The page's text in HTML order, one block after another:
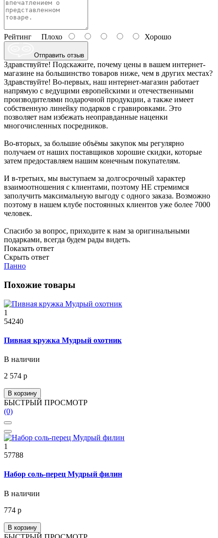
Рейтинг Плохо Хорошо
Отправить отзыв
Здравствуйте! Подскажите, почему цены в вашем интернет-
магазине на большинство товаров ниже, чем в других местах?
Здравствуйте! Во-первых, наш интернет-магазин работает
напрямую с ведущими европейскими и отечественными
производителями подарочной продукции, а также имеет
собственную линейку подарков с гравировками. Это
позволяет нам избежать неоправданные наценки
многочисленных посредников.
Во-вторых, за большие объёмы закупок мы регулярно
получаем от наших поставщиков хорошие скидки, которые
затем предоставляем нашим конечным покупателям.
И в-третьих, мы выступаем за долгосрочный характер
взаимоотношения с клиентами, поэтому НЕ стремимся
заполучить максимальную выгоду с одного заказа. Возможно
поэтому в нашем клубе постоянных клиентов уже более 7000
человек.
Спасибо за вопрос, приходите к нам за оригинальными
подарками, всегда будем рады видеть.
Показать ответ
Скрыть ответ
Панно
Похожие товары
1
54240
Пивная кружка Мудрый охотник
В наличии
2 574 р
В корзину
БЫСТРЫЙ ПРОСМОТР
(0)
1
57788
Набор соль-перец Мудрый филин
В наличии
774 р
В корзину